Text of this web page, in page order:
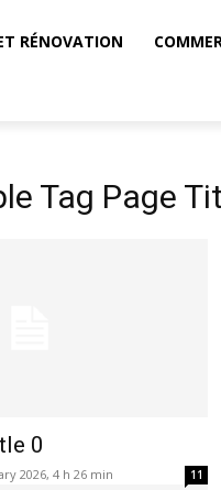
RÉNOVATION
Tag Page
0
2026, 4 h 26 min 11